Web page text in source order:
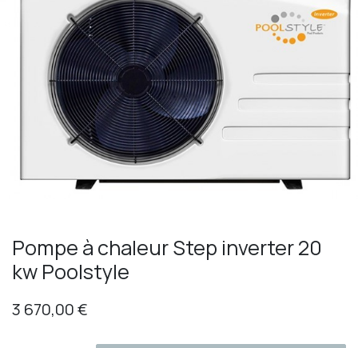
Pompe à chaleur Step inverter 20
kw Poolstyle
3 670,00€